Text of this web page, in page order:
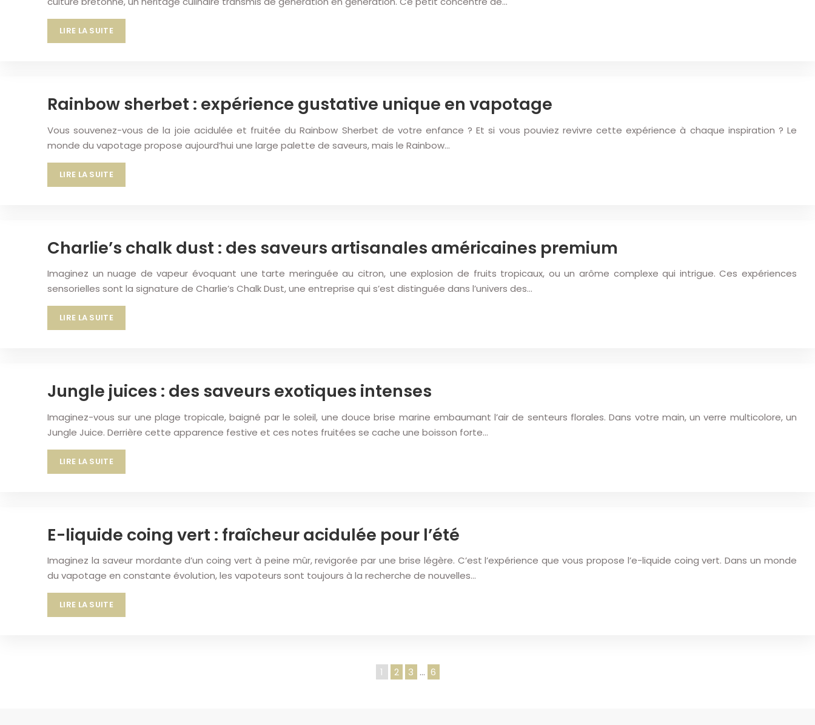
LIRE LA SUITE
Rainbow sherbet : expérience gustative unique en vapotage
Vous souvenez-vous de la joie acidulée et fruitée du Rainbow Sherbet de votre enfance ? Et si vous pouviez revivre cette expérience à chaque inspiration ? Le
monde du vapotage propose aujourd’hui une large palette de saveurs, mais le Rainbow…
LIRE LA SUITE
Charlie’s chalk dust : des saveurs artisanales américaines premium
Imaginez un nuage de vapeur évoquant une tarte meringuée au citron, une explosion de fruits tropicaux, ou un arôme complexe qui intrigue. Ces expériences
sensorielles sont la signature de Charlie’s Chalk Dust, une entreprise qui s’est distinguée dans l’univers des…
LIRE LA SUITE
Jungle juices : des saveurs exotiques intenses
Imaginez-vous sur une plage tropicale, baigné par le soleil, une douce brise marine embaumant l’air de senteurs florales. Dans votre main, un verre multicolore, un
Jungle Juice. Derrière cette apparence festive et ces notes fruitées se cache une boisson forte…
LIRE LA SUITE
E-liquide coing vert : fraîcheur acidulée pour l’été
Imaginez la saveur mordante d’un coing vert à peine mûr, revigorée par une brise légère. C’est l’expérience que vous propose l’e-liquide coing vert. Dans un monde
du vapotage en constante évolution, les vapoteurs sont toujours à la recherche de nouvelles…
LIRE LA SUITE
1 2 3 … 6